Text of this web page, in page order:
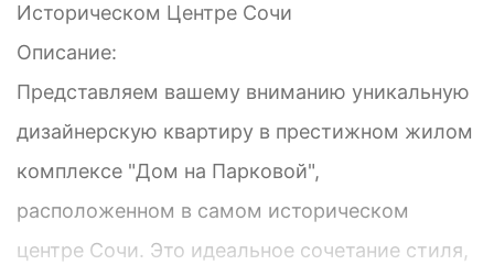
Историческом Центре Сочи
Описание:
Представляем вашему вниманию уникальную
дизайнерскую квартиру в престижном жилом
комплексе "Дом на Парковой",
расположенном в самом историческом
центре Сочи. Это идеальное сочетание стиля,